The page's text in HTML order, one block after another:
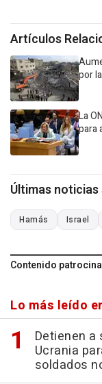
Artículos
por
La
para
Últimas
Hamás Israel
Contenido
Lo más leído
Detienen
Ucrania
soldados